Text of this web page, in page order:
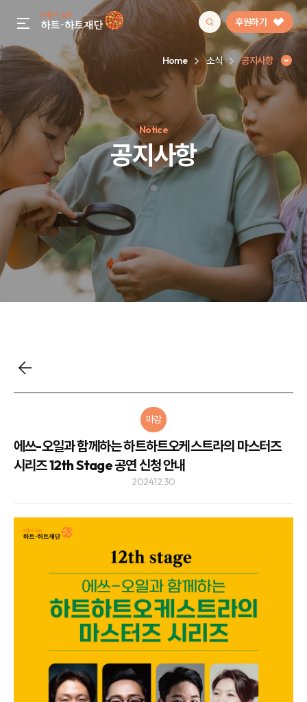
gnb menu open 후원하기
인기 키워드
#정기후원#하트플레이스#캠페인#팬덤후원
Home 소식 공지사항
Notice
공지사항
마감
에쓰-오일과 함께하는 하트하트오케스트라의 마스터즈
시리즈 12th Stage 공연 신청 안내
2024.12.30